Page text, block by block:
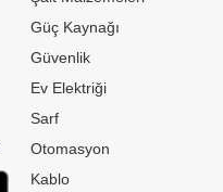
Güç Kaynağı
Güvenlik
Ev Elektriği
Sarf
Otomasyon
Kablo